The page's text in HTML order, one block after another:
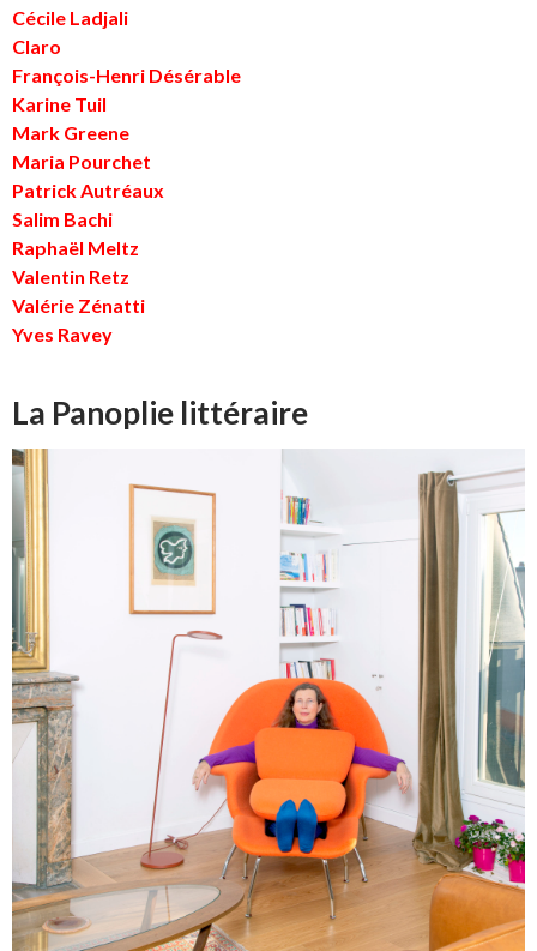
Cécile Ladjali
Claro
François-Henri Désérable
Karine Tuil
Mark Greene
Maria Pourchet
Patrick Autréaux
Salim Bachi
Raphaël Meltz
Valentin Retz
Valérie Zénatti
Yves Ravey
La Panoplie littéraire